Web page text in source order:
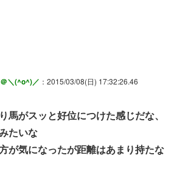
＼(^o^)／ ：2015/03/08(日) 17:32:26.46
馬がスッと好位につけた感じだな、
たいな
が気になったが距離はあまり持たな